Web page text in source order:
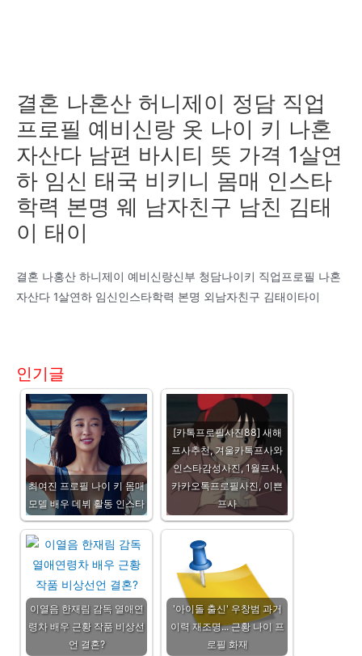
결혼 나혼산 허니제이 정담 직업
프로필 예비신랑 옷 나이 키 나혼
자산다 남편 바시티 뜻 가격 1살연
하 임신 태국 비키니 몸매 인스타
학력 본명 웨 남자친구 남친 김태
이 태이
결혼 나홍산 하니제이 예비신랑신부 청담나이키 직업프로필 나혼
자산다 1살연하 임신인스타학력 본명 외남자친구 김태이타이
인기글
최여진 프로필 나이 키 몸매
모델 배우 데뷔 활동 인스타
[카톡프로필사진88] 새해
프사추천, 겨울카톡프사와
인스타감성사진, 1월프사,
카카오톡프로필사진, 이쁜
프사
이열음 한재림 감독 열애연
령차 배우 근황 작품 비상선
언 결혼?
'아이돌 출신' 우창범 과거
이력 재조명... 근황 나이 프
로필 화재